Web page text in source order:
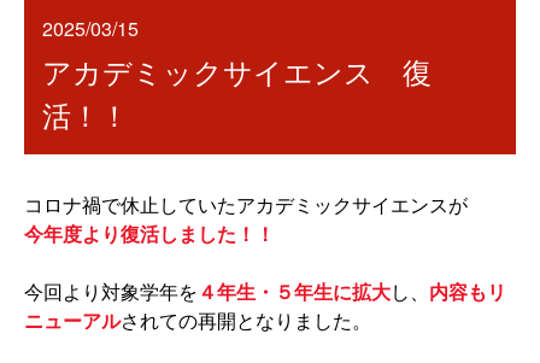
2025/03/15
アカデミックサイエンス 復
活！！
コロナ禍で休止していたアカデミックサイエンスが
今年度より復活しました！！
今回より対象学年を４年生・５年生に拡大し、 内容もリ
ニューアルされての再開となりました。